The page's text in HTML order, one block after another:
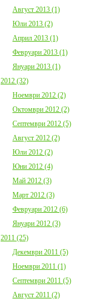
Август 2013 (1)
Юли 2013 (2)
Април 2013 (1)
Февруари 2013 (1)
Януари 2013 (1)
2012 (32)
Ноември 2012 (2)
Октомври 2012 (2)
Септември 2012 (5)
Август 2012 (2)
Юли 2012 (2)
Юни 2012 (4)
Май 2012 (3)
Март 2012 (3)
Февруари 2012 (6)
Януари 2012 (3)
2011 (25)
Декември 2011 (5)
Ноември 2011 (1)
Септември 2011 (5)
Август 2011 (2)